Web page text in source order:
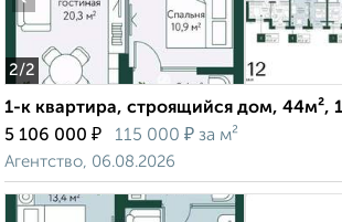
2/2
1-к квартира, строящийся дом, 44м²,
5 106 000 ₽ 115 000 ₽ за м²
Агентство, 06.08.2026